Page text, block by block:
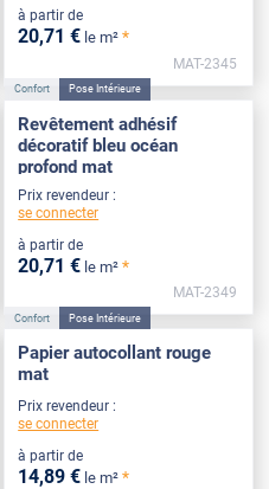
à partir de
20,71 € le m² *
MAT-2345
Confort Pose Intérieure
Revêtement adhésif
décoratif bleu océan
profond mat
Prix revendeur :
se connecter
à partir de
20,71 € le m² *
MAT-2349
Confort Pose Intérieure
Papier autocollant rouge
mat
Prix revendeur :
se connecter
à partir de
14,89 € le m² *